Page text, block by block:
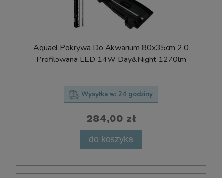
Aquael Pokrywa Do Akwarium 80x35cm 2.0
Profilowana LED 14W Day&Night 1270lm
Wysyłka w: 24 godziny
284,00 zł
do koszyka